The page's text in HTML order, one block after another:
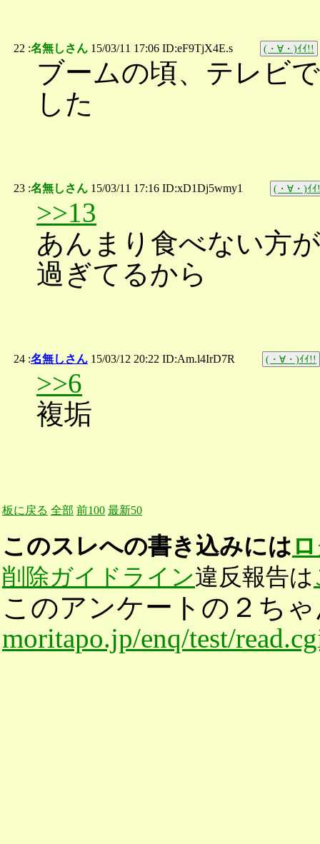
22 :名無しさん 15/03/11 17:06 ID:eF9TjX4E.s (・∀・)ｲｲ!!
ブームの頃、テレビ
した
23 :名無しさん 15/03/11 17:16 ID:xD1Dj5wmy1 (・∀・)ｲ
>>13
あんまり食べない方
過ぎてるから
24 :名無しさん 15/03/12 20:22 ID:Am.l4IrD7R (・∀・)ｲｲ!!
>>6
複垢
板に戻る 全部 前100 最新50
このスレへの書き込みには
削除ガイドライン違反報告は
このアンケートの２ち
moritapo.jp/enq/test/